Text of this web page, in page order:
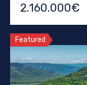
2.160.000€
Featured